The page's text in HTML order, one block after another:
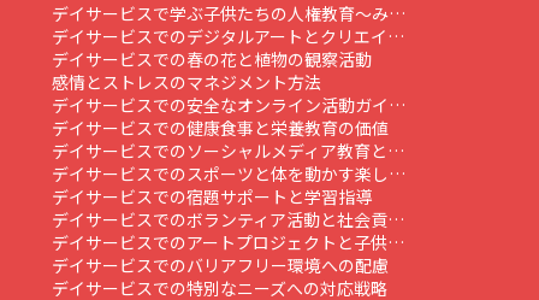
デイサービスで学ぶ子供たちの人権教育～み…
デイサービスでのデジタルアートとクリエイ…
デイサービスでの春の花と植物の観察活動
感情とストレスのマネジメント方法
デイサービスでの安全なオンライン活動ガイ…
デイサービスでの健康食事と栄養教育の価値
デイサービスでのソーシャルメディア教育と…
デイサービスでのスポーツと体を動かす楽し…
デイサービスでの宿題サポートと学習指導
デイサービスでのボランティア活動と社会貢…
デイサービスでのアートプロジェクトと子供…
デイサービスでのバリアフリー環境への配慮
デイサービスでの特別なニーズへの対応戦略